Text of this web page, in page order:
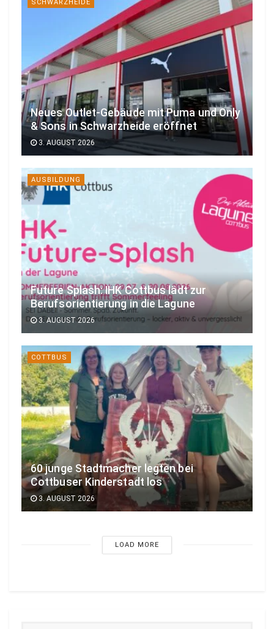
SCHWARZHEIDE
Neues Outlet-Gebäude mit Puma und Only
& Sons in Schwarzheide eröffnet
3. AUGUST 2026
AUSBILDUNG
Future Splash: IHK Cottbus lädt zur
Berufsorientierung in die Lagune
3. AUGUST 2026
COTTBUS
60 junge Stadtmacher legten bei
Cottbuser Kinderstadt los
3. AUGUST 2026
LOAD MORE